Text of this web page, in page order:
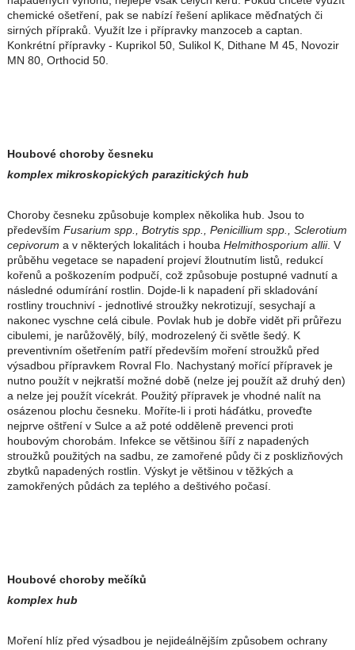
chemické ošetření, pak se nabízí řešení aplikace měďnatých či
sirných přípraků. Využít lze i přípravky manzoceb a captan.
Konkrétní přípravky - Kuprikol 50, Sulikol K, Dithane M 45, Novozir
MN 80, Orthocid 50.
Houbové choroby česneku
komplex mikroskopických parazitických hub
Choroby česneku způsobuje komplex několika hub. Jsou to
především Fusarium spp., Botrytis spp., Penicillium spp., Sclerotium
cepivorum a v některých lokalitách i houba Helmithosporium allii. V
průběhu vegetace se napadení projeví žloutnutím listů, redukcí
kořenů a poškozením podpučí, což způsobuje postupné vadnutí a
následné odumírání rostlin. Dojde-li k napadení při skladování
rostliny trouchniví - jednotlivé stroužky nekrotizují, sesychají a
nakonec vyschne celá cibule. Povlak hub je dobře vidět při průřezu
cibulemi, je narůžovělý, bílý, modrozelený či světle šedý. K
preventivním ošetřením patří především moření stroužků před
výsadbou přípravkem Rovral Flo. Nachystaný mořící přípravek je
nutno použít v nejkratší možné době (nelze jej použít až druhý den)
a nelze jej použít vícekrát. Použitý přípravek je vhodné nalít na
osázenou plochu česneku. Moříte-li i proti háďátku, proveďte
nejprve oštření v Sulce a až poté odděleně prevenci proti
houbovým chorobám. Infekce se většinou šíří z napadených
stroužků použitých na sadbu, ze zamořené půdy či z posklizňových
zbytků napadených rostlin. Výskyt je většinou v těžkých a
zamokřených půdách za teplého a deštivého počasí.
Houbové choroby mečíků
komplex hub
Moření hlíz před výsadbou je nejideálnějším způsobem ochrany